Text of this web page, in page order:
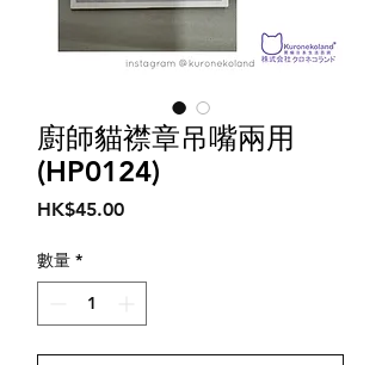
廚師貓襟章吊嘴兩用
(HP0124)
HK$45.00價
數量 *